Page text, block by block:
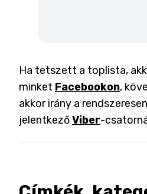
Ha tetszett a toplista,
minket Facebookon,
akkor irány a
jelentkezőViber-